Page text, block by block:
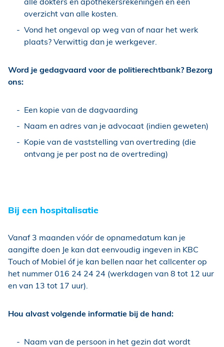
overzicht van alle kosten.
Vond het ongeval op weg van of naar het werk
plaats? Verwittig dan je werkgever.
Word je gedagvaard voor de politierechtbank? Bezorg
ons:
Een kopie van de dagvaarding
Naam en adres van je advocaat (indien geweten)
Kopie van de vaststelling van overtreding (die
ontvang je per post na de overtreding)
Bij een hospitalisatie
Vanaf 3 maanden vóór de opnamedatum kan je
aangifte doen Je kan dat eenvoudig ingeven in KBC
Touch of Mobiel óf je kan bellen naar het callcenter op
het nummer 016 24 24 24 (werkdagen van 8 tot 12 uur
en van 13 tot 17 uur).
Hou alvast volgende informatie bij de hand:
Naam van de persoon in het gezin dat wordt